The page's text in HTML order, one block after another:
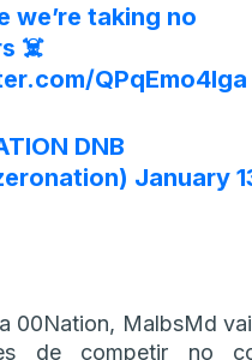
we’re taking no
☠️
QPqEmo4lga
DNB
January
00Nation, MalbsMd
de competir no